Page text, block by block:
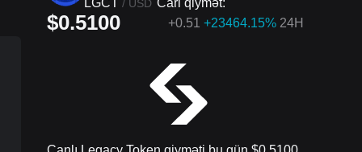
LGCT / USD Cari qiymət:
$0.5100 +0.51 +23464.15% 24H